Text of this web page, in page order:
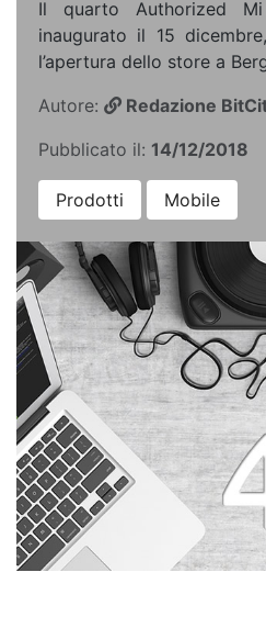
Il quarto Authorized
inaugurato il 15
l’apertura dello store a
Autore:
Redazione
Pubblicato il: 14/12/2018
Prodotti Mobile